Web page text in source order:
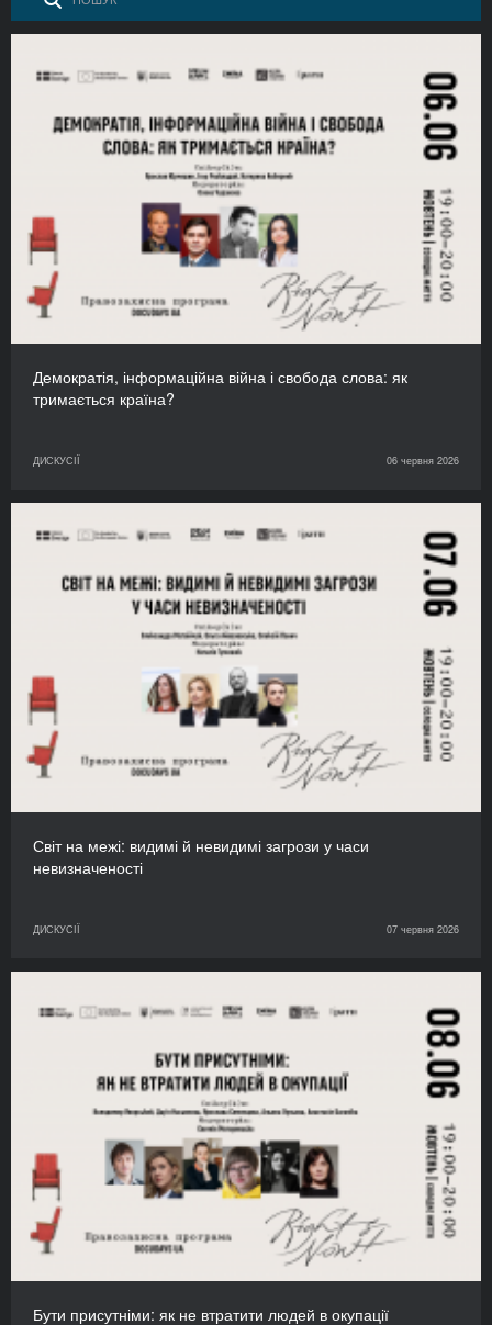
Демократія, інформаційна війна і свобода слова: як
тримається країна?
ДИСКУСІЇ 06 червня 2026
Світ на межі: видимі й невидимі загрози у часи
невизначеності
ДИСКУСІЇ 07 червня 2026
Бути присутніми: як не втратити людей в окупації